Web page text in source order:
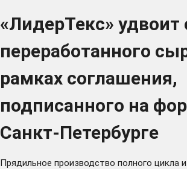
«ЛидерТекс» удвоит
переработанного
рамках соглашения,
подписанного на
Санкт-Петербурге
Прядильное производство полного цикла